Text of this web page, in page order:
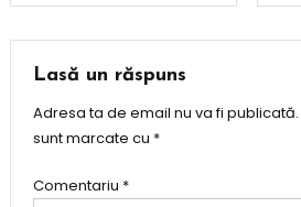
articole
Lasă un răspuns
Adresa ta de email nu va fi publicată.
sunt marcate cu *
Comentariu *